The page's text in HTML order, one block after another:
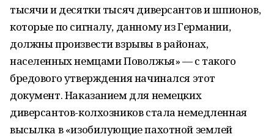
тысячи и десятки тысяч диверсантов и шпионов,
которые по сигналу, данному из Германии,
должны произвести взрывы в районах,
населенных немцами Поволжья» — с такого
бредового утверждения начинался этот
документ. Наказанием для немецких
диверсантов-колхозников стала немедленная
высылка в «изобилующие пахотной землей